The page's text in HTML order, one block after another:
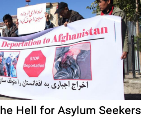
Hell for Asylum Seekers